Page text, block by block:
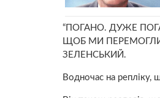
“ПОГАНО. ДУЖЕ
ЩОБ МИ ПЕРЕМОГЛИ
ЗЕЛЕНСЬКИЙ.
Водночас на